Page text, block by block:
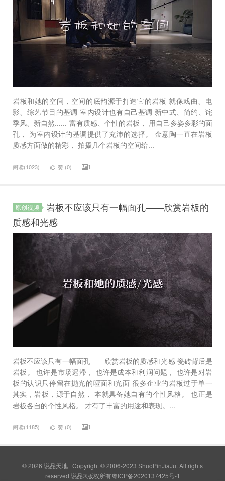
岩板和她的空间，空间的底韵源于打造它的岩板 就像戏曲、电
影、综艺节目的基调 室内设计也有自己基调 新中式、简约、诧
季风、新自然...... 富有质感、个性的岩板， 用自己多姿多彩的面
孔， 为室内设计的基调提供了充沛的选择。 金意陶一直在岩板
质感方面做的精彩， 拍摄几个岩板的空间给...
阅读(1023) 赞 (0) 1
原创视频
岩板不应该只有一幅面孔——欣赏岩板的
质感和光感
岩板不应该只有一幅面孔——欣赏岩板的质感和光感 瓷砖背后是
岩板。 也许是市场迟滞， 也许是成本和利润问题， 也许是对岩
板的认识只停留在抛光的哑面和光面 很多企业的岩板过于单一
其实，岩板，源于自然， 本就具备她自有的个性风格。 也正是
岩板各自的个性风格。 才有了丰富的用途和表现。...
阅读(1185) 赞 (0) 1
© 2026 说品天地 Copyright © 2006-2023 ShuoPinJiaJu. All rights
reserved.说品®版权所有粤ICP备2020137425号-1